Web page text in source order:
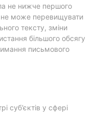
не нижче першого
не може перевищувати
тексту, зміни
більшого обсягу
письмового
суб’єктів у сфері